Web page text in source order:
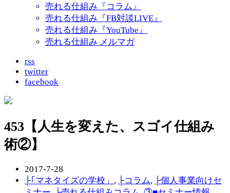
売れる仕組み『コラム』
売れる仕組み『FB対談LIVE』
売れる仕組み『YouTube』
売れる仕組み メルマガ
rss
twitter
facebook
453【人生を変えた、スゴイ仕組み
術②】
2017-7-28
├｢マネタイズの学校」 , ├コラム, ├個人事業向けセ